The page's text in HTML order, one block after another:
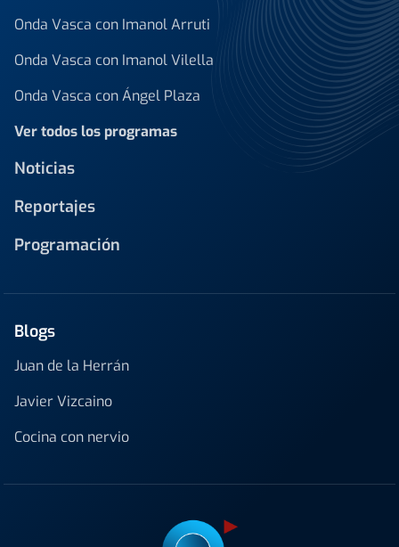
Onda Vasca con Imanol Arruti
Onda Vasca con Imanol Vilella
Onda Vasca con Ángel Plaza
Ver todos los programas
Noticias
Reportajes
Programación
Blogs
Juan de la Herrán
Javier Vizcaino
Cocina con nervio